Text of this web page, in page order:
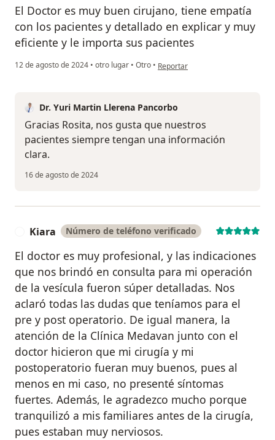
El Doctor es muy buen cirujano, tiene empatía
con los pacientes y detallado en explicar y muy
eficiente y le importa sus pacientes
12 de agosto de 2024 • otro lugar • Otro • en opinión del usuario Rosita
Reportar
Dr. Yuri Martin Llerena Pancorbo
Gracias Rosita, nos gusta que nuestros
pacientes siempre tengan una información
clara.
16 de agosto de 2024
Kiara Número de teléfono verificado
El doctor es muy profesional, y las indicaciones
que nos brindó en consulta para mi operación
de la vesícula fueron súper detalladas. Nos
aclaró todas las dudas que teníamos para el
pre y post operatorio. De igual manera, la
atención de la Clínica Medavan junto con el
doctor hicieron que mi cirugía y mi
postoperatorio fueran muy buenos, pues al
menos en mi caso, no presenté síntomas
fuertes. Además, le agradezco mucho porque
tranquilizó a mis familiares antes de la cirugía,
pues estaban muy nerviosos.